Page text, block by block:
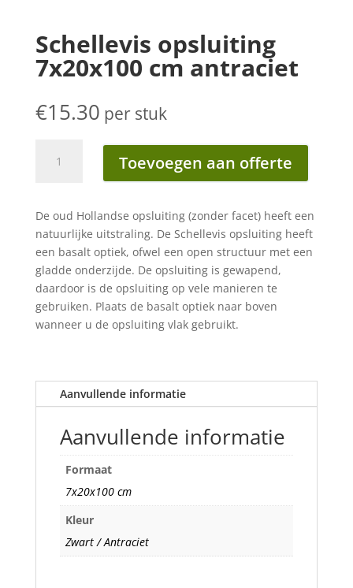
Schellevis opsluiting
7x20x100 cm antraciet
€15.30 per stuk
opsluiting
antraciet
aantal
Toevoegen aan offerte
De oud Hollandse opsluiting (zonder facet) heeft een
natuurlijke uitstraling. De Schellevis opsluiting heeft
een basalt optiek, ofwel een open structuur met een
gladde onderzijde. De opsluiting is gewapend,
daardoor is de opsluiting op vele manieren te
gebruiken. Plaats de basalt optiek naar boven
wanneer u de opsluiting vlak gebruikt.
Aanvullende informatie
Aanvullende informatie
Formaat
7x20x100 cm
Kleur
Zwart / Antraciet